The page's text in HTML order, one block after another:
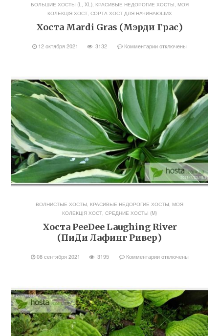
БОЛЬШИЕ ХОСТЫ (L, XL), КРАСИВЫЕ НЕДОРОГИЕ ХОСТЫ, МОЯ
КОЛЕКЦІЯ ХОСТ, СОРТА ХОСТ ДЛЯ НАЧИНАЮЩИХ
Хоста Mardi Gras (Мэрди Грас)
12 октября 2021 3132 Комментарииотключены
ВОЛНИСТЫЕ ХОСТЫ КРАСИВЫЕ НЕДОРОГИЕ ХОСТЫ МОЯ
КОЛЕКЦІЯ ХОСТ СРЕДНИЕ ХОСТЫ (M)
Хоста PeeDee Laughing River
(ПиДи Лафинг Ривер)
08 сентября 2021 3195 Комментарииотключены